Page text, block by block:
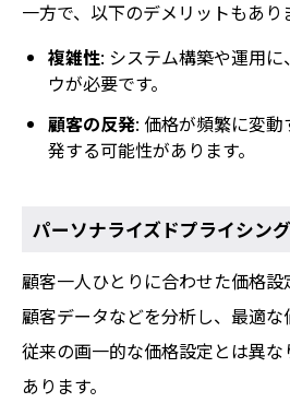
一方で、以下のデメリットもあり
複雑性: システム構築や運用
ウが必要です。
顧客の反発: 価格が頻繁に変
発する可能性があります。
パーソナライズドプライシング
顧客一人ひとりに合わせた価格設
顧客データなどを分析し、最適な
従来の画一的な価格設定とは異
あります。